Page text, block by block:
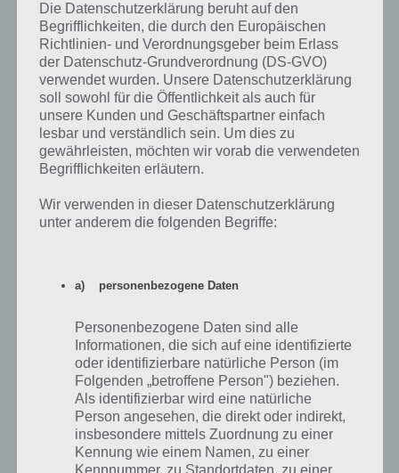
Ein Ort für ein 1. Date
Zur Lösung
Ein Ort mit vielen Spiegeln
Zur Lösung
Ein Ort, an dem direkt nach der Arbeit
mehr los ist
Ein Ort, an dem du eine Waage sehen
Ein Ort, an dem es eine große
Menschenmenge gibt
Zur Lösung
Ein Ort, an dem man mehr Frauen als
Männer finden kann
Zur Lösung
Ein Ort, an dem man normalerweise
Die Datenschutzerklärung beruht auf den
Begrifflichkeiten, die durch den Europäischen
Richtlinien- und Verordnungsgeber beim Erlass
der Datenschutz-Grundverordnung (DS-GVO)
verwendet wurden. Unsere Datenschutzerklärung
soll sowohl für die Öffentlichkeit als auch für
unsere Kunden und Geschäftspartner einfach
lesbar und verständlich sein. Um dies zu
gewährleisten, möchten wir vorab die verwendeten
Begrifflichkeiten erläutern.
Wir verwenden in dieser Datenschutzerklärung
unter anderem die folgenden Begriffe:
a) personenbezogene Daten
Personenbezogene Daten sind alle
Informationen, die sich auf eine identifizierte
oder identifizierbare natürliche Person (im
Folgenden „betroffene Person") beziehen.
Als identifizierbar wird eine natürliche
Person angesehen, die direkt oder indirekt,
insbesondere mittels Zuordnung zu einer
Kennung wie einem Namen, zu einer